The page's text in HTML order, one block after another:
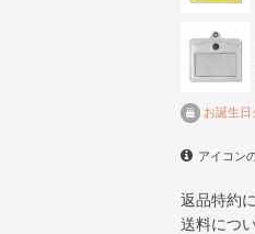
お誕生日
アイコン
返品特約
送料につ